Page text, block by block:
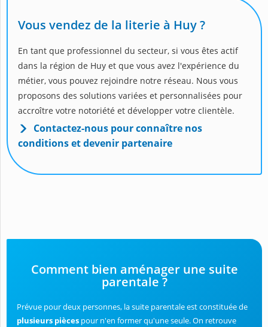
Vous vendez de la literie à Huy ?
En tant que professionnel du secteur, si vous êtes actif
dans la région de Huy et que vous avez l'expérience du
métier, vous pouvez rejoindre notre réseau. Nous vous
proposons des solutions variées et personnalisées pour
accroître votre notoriété et développer votre clientèle.
Contactez-nous pour connaître nos
conditions et devenir partenaire
Comment bien aménager une suite
parentale ?
Prévue pour deux personnes, la suite parentale est constituée de
plusieurs pièces pour n'en former qu'une seule. On retrouve